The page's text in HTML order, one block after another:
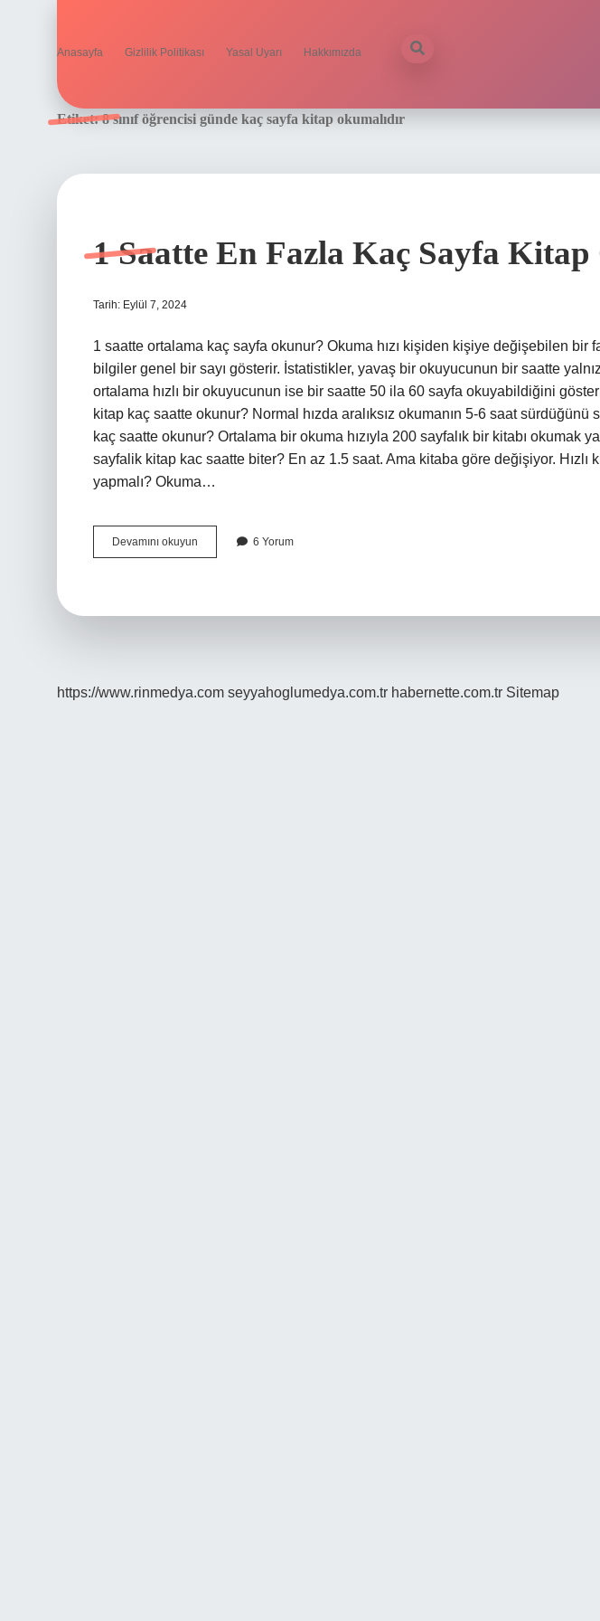
Anasayfa Gizlilik Politikası Yasal Uyarı Hakkımızda
Etiket:8 sınıf öğrencisi günde kaç sayfa kitap okumalıdır
1 Saatte En Fazla Kaç Sayfa
Tarih: Eylül 7, 2024
1 saatte ortalama kaç sayfa okunur? Okuma hızı kişiden kişiye değişebilen bir
bilgiler genel bir sayı gösterir. İstatistikler, yavaş bir okuyucunun bir saatte
ortalama hızlı bir okuyucunun ise bir saatte 50 ila 60 sayfa okuyabildiğini
kitap kaç saatte okunur? Normal hızda aralıksız okumanın 5-6 saat
kaç saatte okunur? Ortalama bir okuma hızıyla 200 sayfalık bir kitabı okumak
sayfalik kitap kac saatte biter? En az 1.5 saat. Ama kitaba göre değişiyor. Hızlı
yapmalı? Okuma…
Devamını okuyun
Saatte
6 Yorum
https://www.rinmedya.com seyyahoglumedya.com.tr habernette.com.tr Sitemap